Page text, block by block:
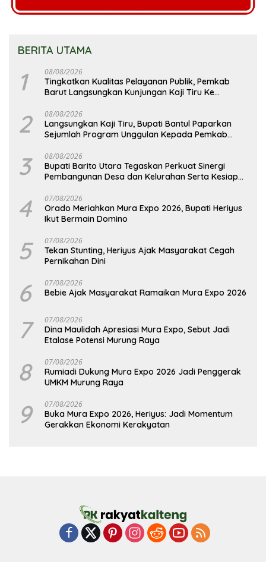
BERITA UTAMA
1 08/08/2026
Tingkatkan Kualitas Pelayanan Publik, Pemkab
Barut Langsungkan Kunjungan Kaji Tiru Ke
2 08/08/2026
Langsungkan Kaji Tiru, Bupati Bantul Paparkan
Sejumlah Program Unggulan Kepada Pemkab
3 08/08/2026
Bupati Barito Utara Tegaskan Perkuat Sinergi
Pembangunan Desa dan Kelurahan Serta Kesiapan
4 07/08/2026
Orado Meriahkan Mura Expo 2026, Bupati Heriyus
Ikut Bermain Domino
5 07/08/2026
Tekan Stunting, Heriyus Ajak Masyarakat Cegah
Pernikahan Dini
6 07/08/2026
Bebie Ajak Masyarakat Ramaikan Mura Expo 2026
7 07/08/2026
Dina Maulidah Apresiasi Mura Expo, Sebut Jadi
Etalase Potensi Murung Raya
8 07/08/2026
Rumiadi Dukung Mura Expo 2026 Jadi Penggerak
UMKM Murung Raya
9 07/08/2026
Buka Mura Expo 2026, Heriyus: Jadi Momentum
Gerakkan Ekonomi Kerakyatan